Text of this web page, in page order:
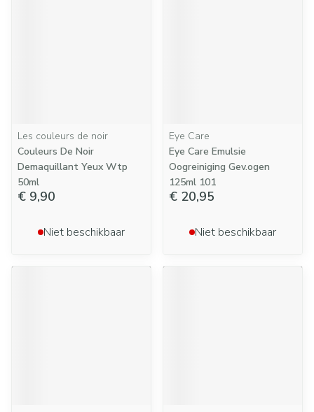
Les couleurs de noir
Couleurs De Noir
Demaquillant Yeux Wtp
50ml
€ 9,90
Niet beschikbaar
Eye Care
Eye Care Emulsie
Oogreiniging Gev.ogen
125ml 101
€ 20,95
Niet beschikbaar